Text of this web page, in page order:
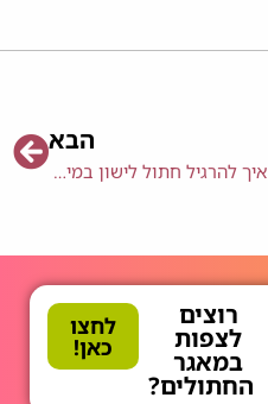
הבא
איך להרגיל חתול לישון במיטה שלו?
רוצים
לצפות
במאגר
החתולים?
לחצו
כאן!